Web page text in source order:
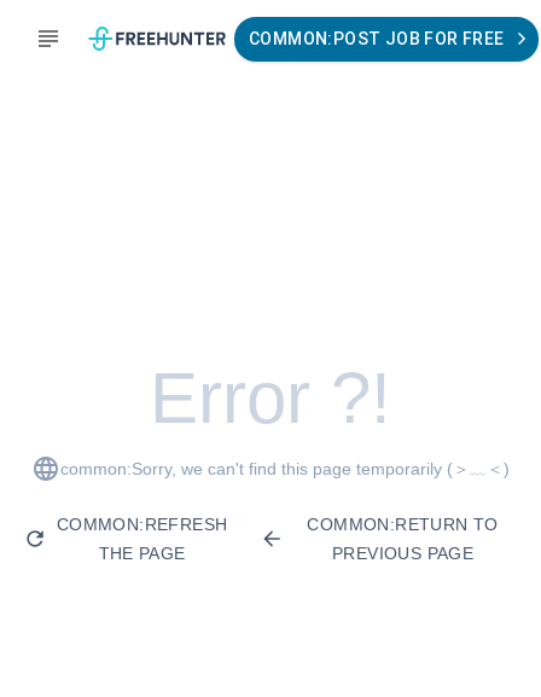
COMMON:POST JOB FOR FREE
Error ?!
common:Sorry, we can't find this page temporarily (＞﹏＜)
COMMON:REFRESH
THE PAGE
COMMON:RETURN TO
PREVIOUS PAGE